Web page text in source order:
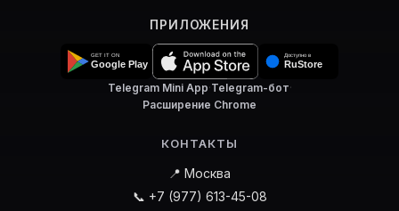
ПРИЛОЖЕНИЯ
Telegram Mini App·Telegram-бот·
Расширение Chrome
КОНТАКТЫ
📍 Москва
📞 +7 (977) 613-45-08